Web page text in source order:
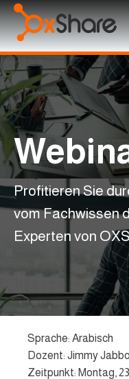
Profitieren Sie
vom Fachwissen
Experten von
Sprache: Arabisch
Dozent: Jimmy
Zeitpunkt: Montag,